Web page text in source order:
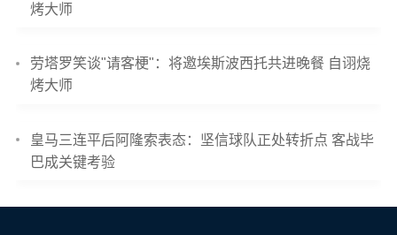
烤大师
劳塔罗笑谈"请客梗"：将邀埃斯波西托共进晚餐 自诩烧
烤大师
皇马三连平后阿隆索表态：坚信球队正处转折点 客战毕
巴成关键考验